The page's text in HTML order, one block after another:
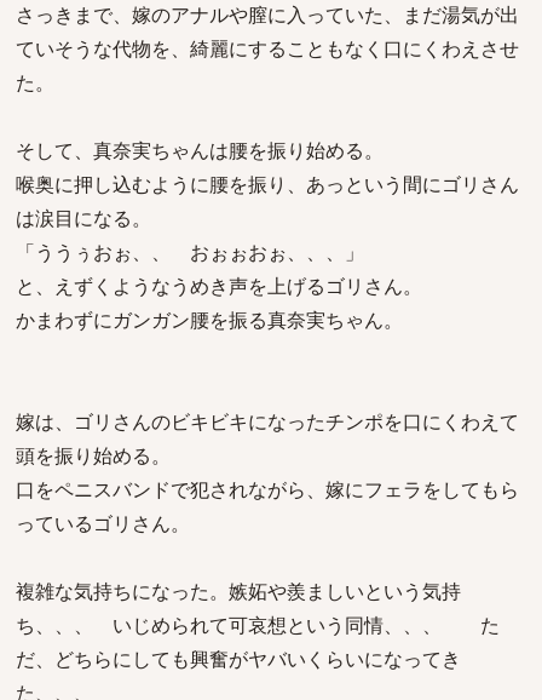
さっきまで、嫁のアナルや膣に入っていた、まだ湯気が出
ていそうな代物を、綺麗にすることもなく口にくわえさせ
た。
そして、真奈実ちゃんは腰を振り始める。
喉奥に押し込むように腰を振り、あっという間にゴリさん
は涙目になる。
「ううぅおぉ、、 おぉぉおぉ、、、」
と、えずくようなうめき声を上げるゴリさん。
かまわずにガンガン腰を振る真奈実ちゃん。
嫁は、ゴリさんのビキビキになったチンポを口にくわえて
頭を振り始める。
口をペニスバンドで犯されながら、嫁にフェラをしてもら
っているゴリさん。
複雑な気持ちになった。嫉妬や羨ましいという気持
ち、、、 いじめられて可哀想という同情、、、 た
だ、どちらにしても興奮がヤバいくらいになってき
た、、、